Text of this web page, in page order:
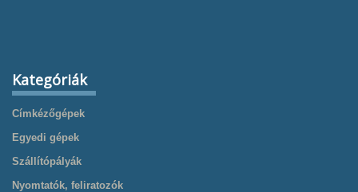
Kategóriák
Címkézőgépek
Egyedi gépek
Szállítópályák
Nyomtatók, feliratozók